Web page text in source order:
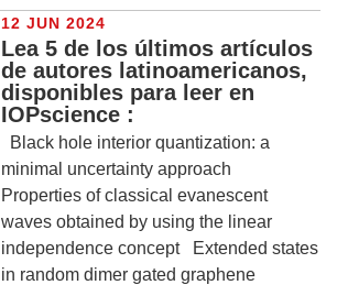
12 JUN 2024
Lea 5 de los últimos artículos
de autores latinoamericanos,
disponibles para leer en
IOPscience :
Black hole interior quantization: a
minimal uncertainty approach
Properties of classical evanescent
waves obtained by using the linear
independence concept Extended states
in random dimer gated graphene